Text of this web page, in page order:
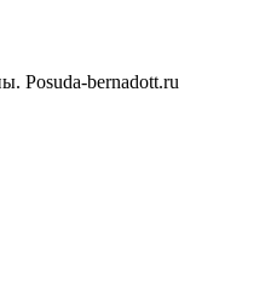
Posuda-bernadott.ru